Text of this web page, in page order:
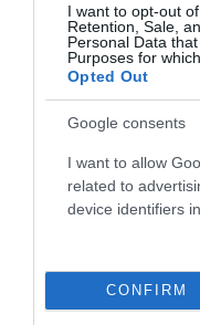
I want to opt-out
Retention, Sale,
Personal Data
Purposes for
Opted Out
Google consents
I want to allow
related to
device identifiers
CONFIRM
ΤΕΛΕΥΤΑΙΑ